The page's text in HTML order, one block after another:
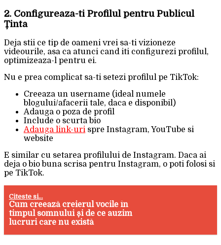
2. Configureaza-ti Profilul pentru Publicul
Ținta
Deja stii ce tip de oameni vrei sa-ti vizioneze
videourile, asa ca atunci cand iti configurezi profilul,
optimizeaza-l pentru ei.
Nu e prea complicat sa-ti setezi profilul pe TikTok:
Creeaza un username (ideal numele
blogului/afacerii tale, daca e disponibil)
Adauga o poza de profil
Include o scurta bio
Adauga link-uri spre Instagram, YouTube si
website
E similar cu setarea profilului de Instagram. Daca ai
deja o bio buna scrisa pentru Instagram, o poti folosi si
pe TikTok.
Citeste si...
Cum creează creierul vocile în
timpul somnului și de ce auzim
lucruri care nu există